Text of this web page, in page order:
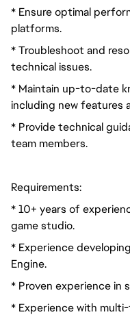
* Ensure optimal
platforms.
* Troubleshoot and
technical issues.
* Maintain up-to-date
including new features
* Provide technical
team members.
Requirements:
* 10+ years of
game studio.
* Experience
Engine.
* Proven experience in
* Experience with